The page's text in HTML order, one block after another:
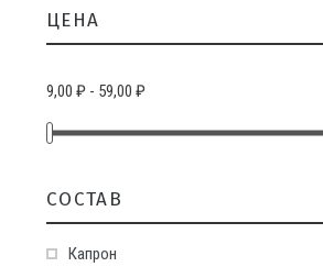
ЦЕНА
9,00 ₽ - 59,00 ₽
CОСТАВ
Капрон